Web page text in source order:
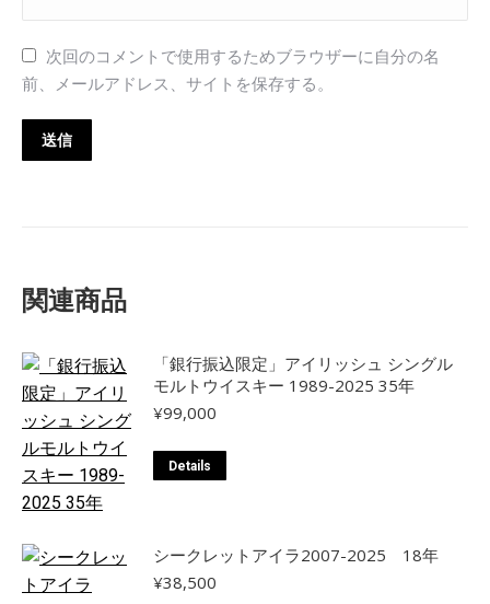
次回のコメントで使用するためブラウザーに自分の名
前、メールアドレス、サイトを保存する。
関連商品
「銀行振込限定」アイリッシュ シングル
モルトウイスキー 1989-2025 35年
¥99,000
Details
シークレットアイラ2007-2025 18年
¥38,500